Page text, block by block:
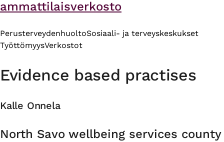
ammattilaisverkosto
PerusterveydenhuoltoSosiaali- ja terveyskeskukset
TyöttömyysVerkostot
Evidence based practises
Kalle Onnela
Organisation
North Savo wellbeing services county